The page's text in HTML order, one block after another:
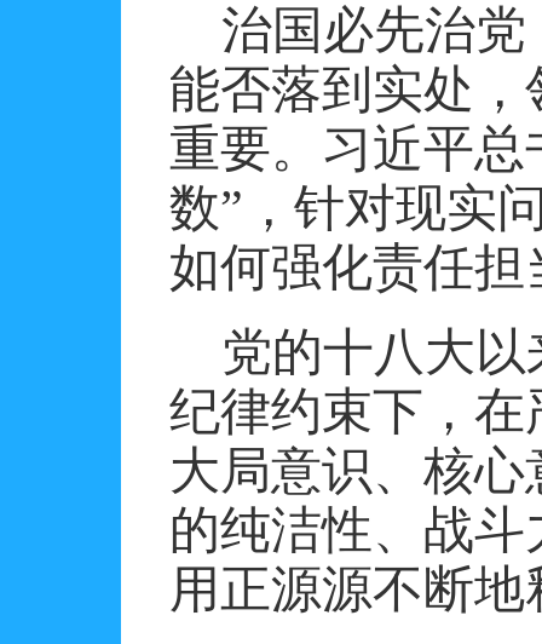
治国必先治
能否落到实处
重要。习近平
数”，针对现实
如何强化责任
党的十八大
纪律约束下，
大局意识、核
的纯洁性、战
用正源源不断